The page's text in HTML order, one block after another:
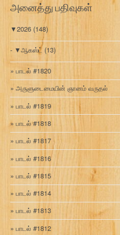
அனைத்து பதிவுகள்
▼2026 (148)
▼ஆகஸ்ட் (13)
பாடல் #1820
அருளுடைமையின் ஞானம் வருதல்
பாடல் #1819
பாடல் #1818
பாடல் #1817
பாடல் #1816
பாடல் #1815
பாடல் #1814
பாடல் #1813
பாடல் #1812